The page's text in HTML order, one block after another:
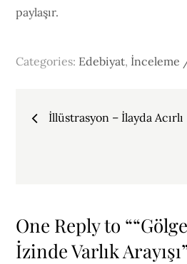
paylaşır.
Categories: Edebiyat, İnceleme
Yazıİllüstrasyon – İlayda Acırlı
One Reply to
İzinde Varlık